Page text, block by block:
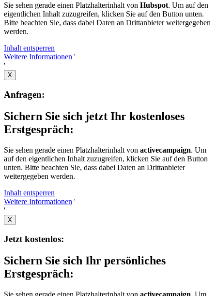
Sie sehen gerade einen Platzhalterinhalt von Hubspot. Um auf den
eigentlichen Inhalt zuzugreifen, klicken Sie auf den Button unten.
Bitte beachten Sie, dass dabei Daten an Drittanbieter weitergegeben
werden.
Inhalt entsperren
Weitere Informationen '
'
X
Anfragen:
Sichern Sie sich jetzt Ihr kostenloses
Erstgespräch:
Sie sehen gerade einen Platzhalterinhalt von activecampaign. Um
auf den eigentlichen Inhalt zuzugreifen, klicken Sie auf den Button
unten. Bitte beachten Sie, dass dabei Daten an Drittanbieter
weitergegeben werden.
Inhalt entsperren
Weitere Informationen '
'
X
Jetzt kostenlos:
Sichern Sie sich Ihr persönliches
Erstgespräch: